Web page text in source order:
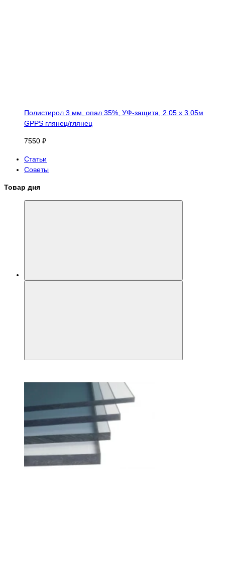
Полистирол 3 мм, опал 35%, УФ-защита, 2.05 х 3.05м
GPPS глянец/глянец
7550 ₽
Статьи
Советы
Товар дня